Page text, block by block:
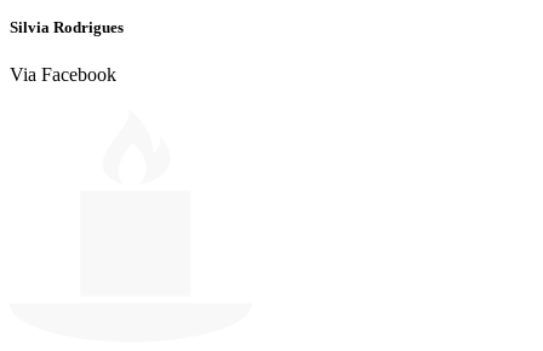
Silvia Rodrigues
Via Facebook